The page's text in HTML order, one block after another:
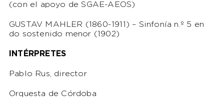
(con el apoyo de SGAE-AEOS)
GUSTAV MAHLER (1860-1911) – Sinfonía n.º 5 en
do sostenido menor (1902)
INTÉRPRETES
Pablo Rus, director
Orquesta de Córdoba